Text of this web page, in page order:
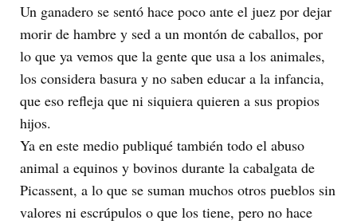
Un ganadero se sentó hace poco ante el juez por dejar
morir de hambre y sed a un montón de caballos, por
lo que ya vemos que la gente que usa a los animales,
los considera basura y no saben educar a la infancia,
que eso refleja que ni siquiera quieren a sus propios
hijos.
Ya en este medio publiqué también todo el abuso
animal a equinos y bovinos durante la cabalgata de
Picassent, a lo que se suman muchos otros pueblos sin
valores ni escrúpulos o que los tiene, pero no hace